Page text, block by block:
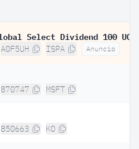
A0F5UH ISPA Anuncio
870747 MSFT
850663 KO